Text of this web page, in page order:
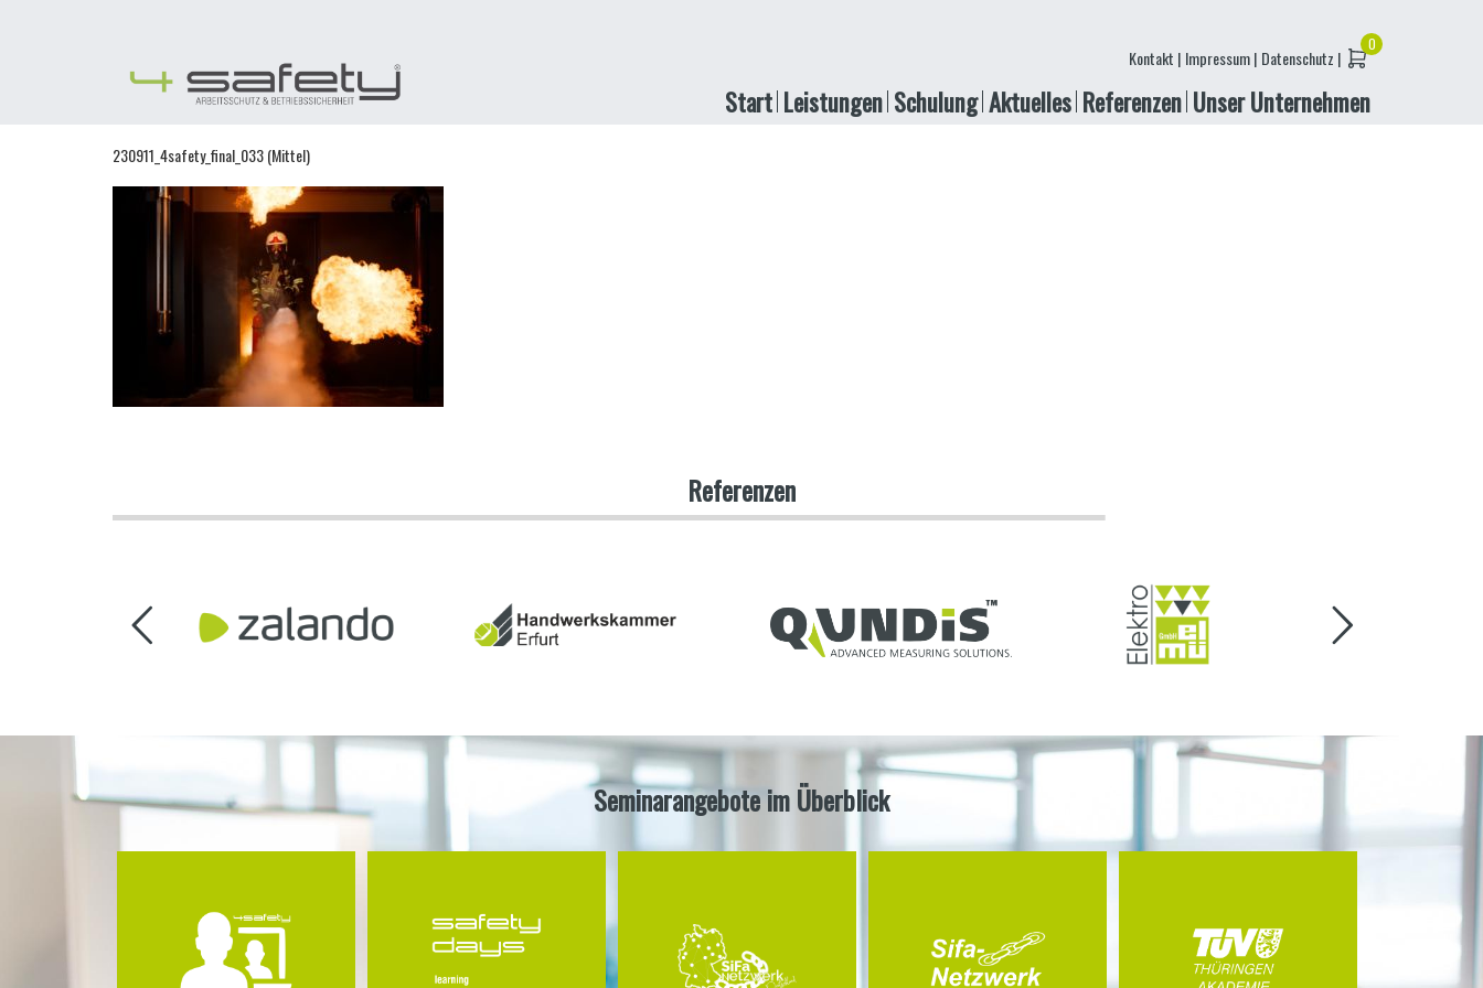
Kontakt | Impressum | Datenschutz |
Start Leistungen Schulung Aktuelles Referenzen Unser Unternehmen
230911_4safety_final_033 (Mittel)
Referenzen
Seminarangebote im Überblick